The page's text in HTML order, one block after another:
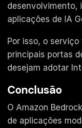
desenvolvimento,
aplicações de IA
Por isso, o
principais portas
desejam adotar
Conclusão
O Amazon
de aplicações